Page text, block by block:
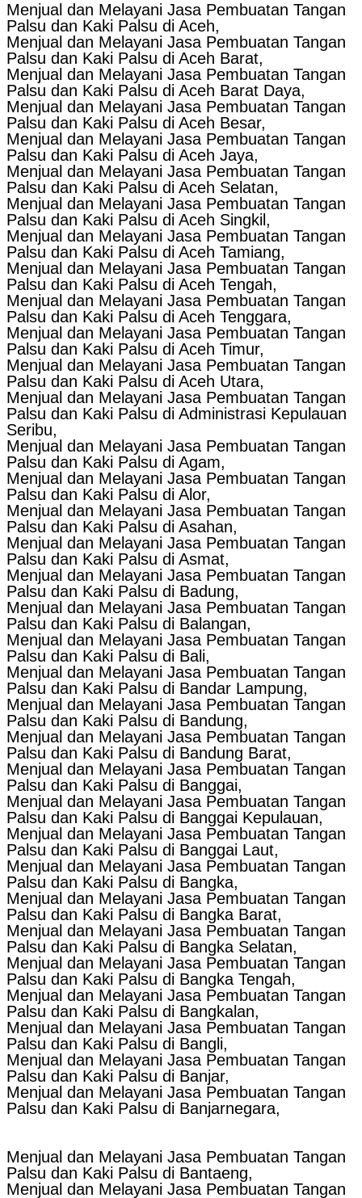
Menjual dan Melayani Jasa Pembuatan Tangan
Palsu dan Kaki Palsu di Aceh,
Menjual dan Melayani Jasa Pembuatan Tangan
Palsu dan Kaki Palsu di Aceh Barat,
Menjual dan Melayani Jasa Pembuatan Tangan
Palsu dan Kaki Palsu di Aceh Barat Daya,
Menjual dan Melayani Jasa Pembuatan Tangan
Palsu dan Kaki Palsu di Aceh Besar,
Menjual dan Melayani Jasa Pembuatan Tangan
Palsu dan Kaki Palsu di Aceh Jaya,
Menjual dan Melayani Jasa Pembuatan Tangan
Palsu dan Kaki Palsu di Aceh Selatan,
Menjual dan Melayani Jasa Pembuatan Tangan
Palsu dan Kaki Palsu di Aceh Singkil,
Menjual dan Melayani Jasa Pembuatan Tangan
Palsu dan Kaki Palsu di Aceh Tamiang,
Menjual dan Melayani Jasa Pembuatan Tangan
Palsu dan Kaki Palsu di Aceh Tengah,
Menjual dan Melayani Jasa Pembuatan Tangan
Palsu dan Kaki Palsu di Aceh Tenggara,
Menjual dan Melayani Jasa Pembuatan Tangan
Palsu dan Kaki Palsu di Aceh Timur,
Menjual dan Melayani Jasa Pembuatan Tangan
Palsu dan Kaki Palsu di Aceh Utara,
Menjual dan Melayani Jasa Pembuatan Tangan
Palsu dan Kaki Palsu di Administrasi Kepulauan
Seribu,
Menjual dan Melayani Jasa Pembuatan Tangan
Palsu dan Kaki Palsu di Agam,
Menjual dan Melayani Jasa Pembuatan Tangan
Palsu dan Kaki Palsu di Alor,
Menjual dan Melayani Jasa Pembuatan Tangan
Palsu dan Kaki Palsu di Asahan,
Menjual dan Melayani Jasa Pembuatan Tangan
Palsu dan Kaki Palsu di Asmat,
Menjual dan Melayani Jasa Pembuatan Tangan
Palsu dan Kaki Palsu di Badung,
Menjual dan Melayani Jasa Pembuatan Tangan
Palsu dan Kaki Palsu di Balangan,
Menjual dan Melayani Jasa Pembuatan Tangan
Palsu dan Kaki Palsu di Bali,
Menjual dan Melayani Jasa Pembuatan Tangan
Palsu dan Kaki Palsu di Bandar Lampung,
Menjual dan Melayani Jasa Pembuatan Tangan
Palsu dan Kaki Palsu di Bandung,
Menjual dan Melayani Jasa Pembuatan Tangan
Palsu dan Kaki Palsu di Bandung Barat,
Menjual dan Melayani Jasa Pembuatan Tangan
Palsu dan Kaki Palsu di Banggai,
Menjual dan Melayani Jasa Pembuatan Tangan
Palsu dan Kaki Palsu di Banggai Kepulauan,
Menjual dan Melayani Jasa Pembuatan Tangan
Palsu dan Kaki Palsu di Banggai Laut,
Menjual dan Melayani Jasa Pembuatan Tangan
Palsu dan Kaki Palsu di Bangka,
Menjual dan Melayani Jasa Pembuatan Tangan
Palsu dan Kaki Palsu di Bangka Barat,
Menjual dan Melayani Jasa Pembuatan Tangan
Palsu dan Kaki Palsu di Bangka Selatan,
Menjual dan Melayani Jasa Pembuatan Tangan
Palsu dan Kaki Palsu di Bangka Tengah,
Menjual dan Melayani Jasa Pembuatan Tangan
Palsu dan Kaki Palsu di Bangkalan,
Menjual dan Melayani Jasa Pembuatan Tangan
Palsu dan Kaki Palsu di Bangli,
Menjual dan Melayani Jasa Pembuatan Tangan
Palsu dan Kaki Palsu di Banjar,
Menjual dan Melayani Jasa Pembuatan Tangan
Palsu dan Kaki Palsu di Banjarnegara,
Menjual dan Melayani Jasa Pembuatan Tangan
Palsu dan Kaki Palsu di Bantaeng,
Menjual dan Melayani Jasa Pembuatan Tangan